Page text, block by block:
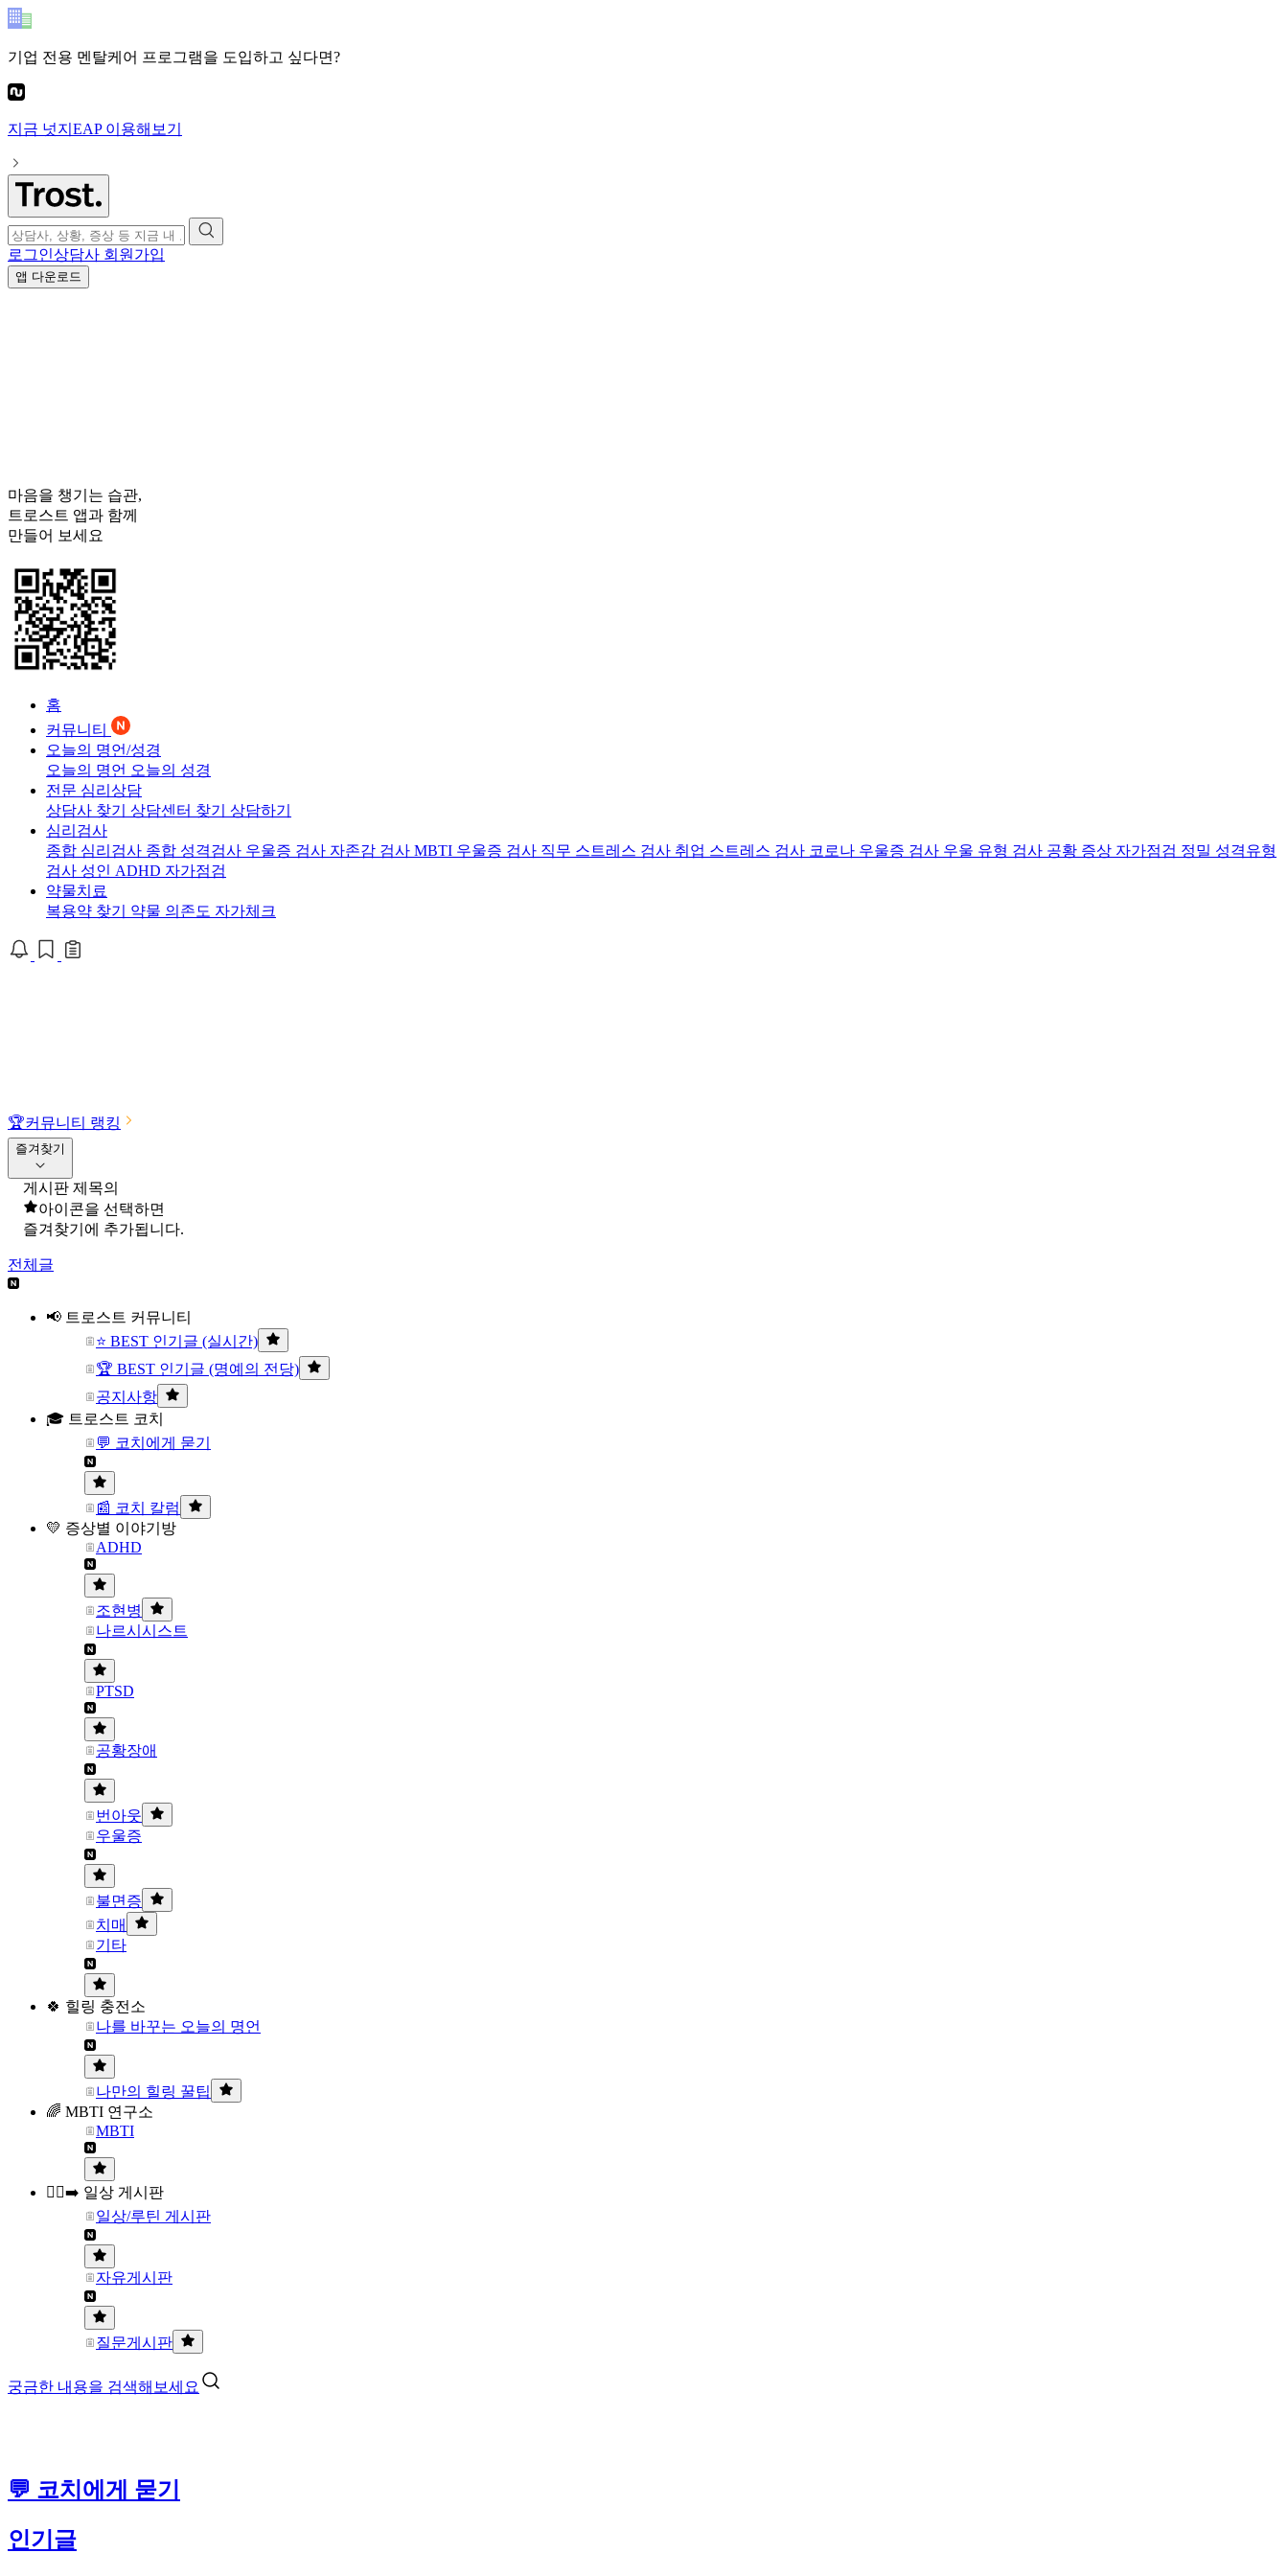
기업 전용 멘탈케어 프로그램을 도입하고 싶다면?
지금 넛지EAP이용해보기
로그인상담사 회원가입
앱 다운로드
마음을 챙기는 습관,
트로스트 앱과 함께
만들어 보세요
홈
커뮤니티
오늘의 명언/성경
오늘의 명언 오늘의 성경
전문 심리상담
상담사 찾기 상담센터 찾기 상담하기
심리검사
종합 심리검사 종합 성격검사 우울증 검사 자존감 검사 MBTI 우울증 검사 직무 스트레스 검사 취업 스트레스 검사 코로나 우울증 검사 우울 유형 검사 공황 증상 자가점검 정밀 성격유형
검사 성인 ADHD 자가점검
약물치료
복용약 찾기 약물 의존도 자가체크
🏆커뮤니티 랭킹
즐겨찾기
게시판 제목의
아이콘을 선택하면
즐겨찾기에 추가됩니다.
전체글
📢 트로스트 커뮤니티
⭐ BEST 인기글 (실시간)
🏆 BEST 인기글 (명예의 전당)
공지사항
🎓 트로스트 코치
💬 코치에게 묻기
📰 코치 칼럼
💛 증상별 이야기방
ADHD
조현병
나르시시스트
PTSD
공황장애
번아웃
우울증
불면증
치매
기타
🍀 힐링 충전소
나를 바꾸는 오늘의 명언
나만의 힐링 꿀팁
🌈 MBTI 연구소
MBTI
🏃‍♀️‍➡️ 일상 게시판
일상/루틴 게시판
자유게시판
질문게시판
궁금한 내용을 검색해보세요
💬 코치에게 묻기
인기글